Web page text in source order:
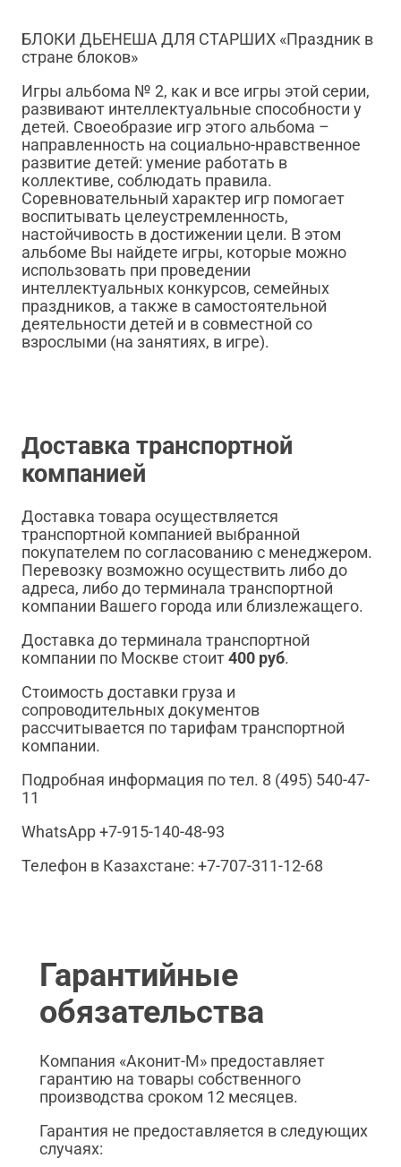
БЛОКИ ДЬЕНЕША ДЛЯ СТАРШИХ «Праздник в
стране блоков»
Игры альбома № 2, как и все игры этой серии,
развивают интеллектуальные способности у
детей. Своеобразие игр этого альбома –
направленность на социально-нравственное
развитие детей: умение работать в
коллективе, соблюдать правила.
Соревновательный характер игр помогает
воспитывать целеустремленность,
настойчивость в достижении цели. В этом
альбоме Вы найдете игры, которые можно
использовать при проведении
интеллектуальных конкурсов, семейных
праздников, а также в самостоятельной
деятельности детей и в совместной со
взрослыми (на занятиях, в игре).
Доставка транспортной
компанией
Доставка товара осуществляется
транспортной компанией выбранной
покупателем по согласованию с менеджером.
Перевозку возможно осуществить либо до
адреса, либо до терминала транспортной
компании Вашего города или близлежащего.
Доставка до терминала транспортной
компании по Москве стоит400 руб.
Стоимость доставки груза и
сопроводительных документов
рассчитывается по тарифам транспортной
компании.
Подробная информация по тел. 8 (495) 540-47-
11
WhatsApp +7-915-140-48-93
Телефон в Казахстане: +7-707-311-12-68
Гарантийные
обязательства
Компания «Аконит-М» предоставляет
гарантию на товары собственного
производства сроком 12 месяцев.
Гарантия не предоставляется в следующих
случаях: